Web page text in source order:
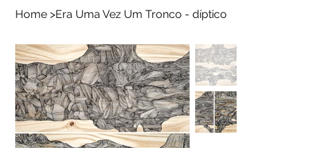
Home >Era Uma Vez Um Tronco - díptico